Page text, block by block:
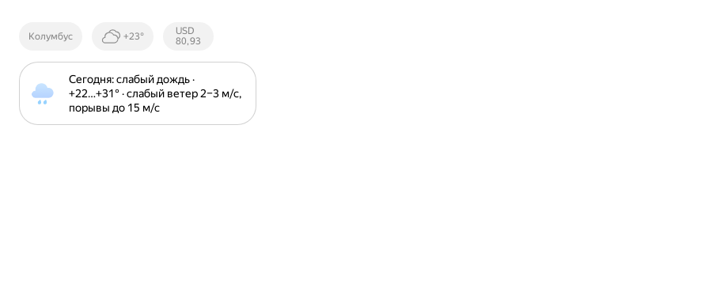
Колумбус +23°
Курсы ЦБ
РФ
USD
80,93
Сегодня: слабый дождь ·
+22⁠…⁠+31⁠° · слабый ветер 2⁠–⁠3 м⁠/⁠с,
порывы до 15 м⁠/⁠с